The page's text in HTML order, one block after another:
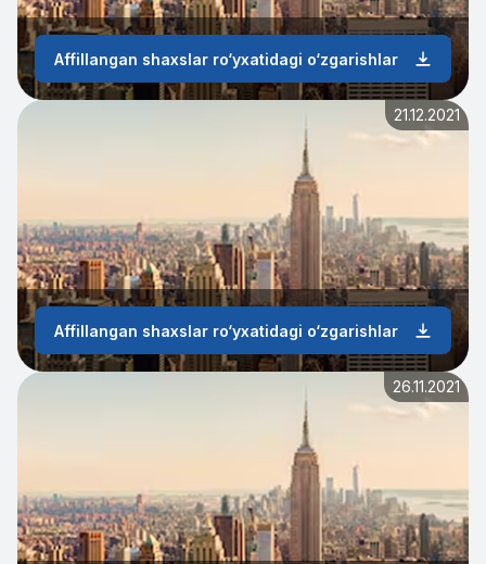
Affillangan shaxslar ro‘yxatidagi o‘zgarishlar
21.12.2021
Affillangan shaxslar ro‘yxatidagi o‘zgarishlar
26.11.2021